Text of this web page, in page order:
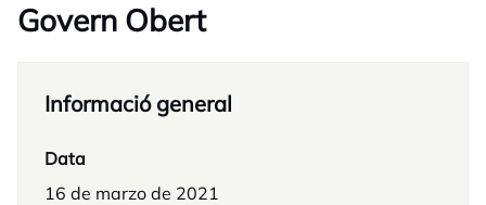
Govern Obert
Informació general
Data
16 de marzo de 2021